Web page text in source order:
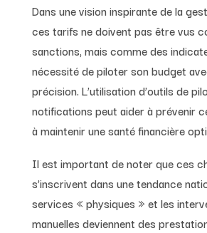
Dans une vision inspirante de la
ces tarifs ne doivent pas être vus
sanctions, mais comme des
nécessité de piloter son budget
précision. L’utilisation d’outils de
notifications peut aider à prévenir
à maintenir une santé financière
Il est important de noter que ces
s’inscrivent dans une tendance
services « physiques » et les
manuelles deviennent des